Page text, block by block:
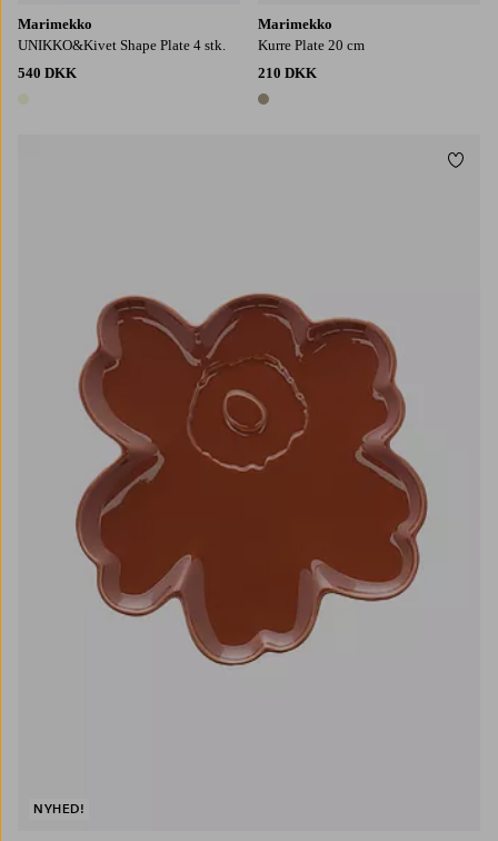
NYHED!
Marimekko
UNIKKO&Kivet Shape Plate 4 stk.
540 DKK
1 farve
Marimekko
Kurre Plate 20 cm
210 DKK
1 farve